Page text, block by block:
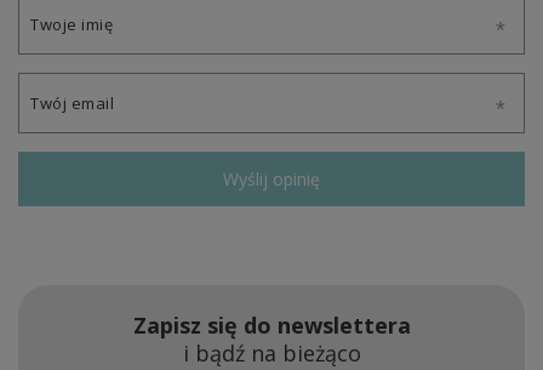
Twoje imię
Twój email
Wyślij opinię
Zapisz się do newslettera
i bądź na bieżąco